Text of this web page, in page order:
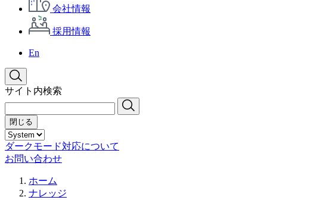
会社情報
採用情報
En
サイト内検索
閉じる
ダークモード対応について
お問い合わせ
ホーム
ナレッジ